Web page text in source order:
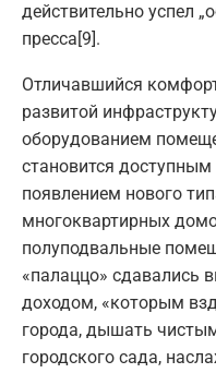
действительно успел
пресса[9].
Отличавшийся
развитой
оборудованием
становится
появлением нового
многоквартирных
полуподвальные
«палаццо» сдавались
доходом, «которым
города, дышать
городского сада,